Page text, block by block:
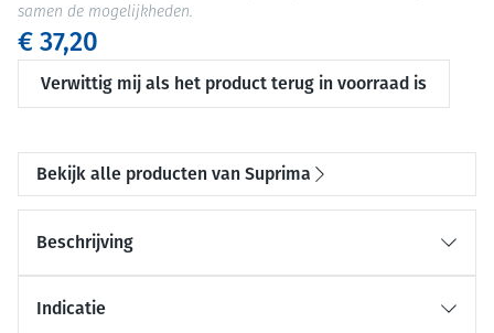
€ 37,20
Verwittig mij als het product terug in voorraad is
samen de mogelijkheden.
Bekijk alle producten van Suprima
Beschrijving
Indicatie